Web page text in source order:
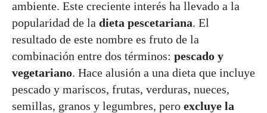
ambiente. Este creciente interés ha llevado a la
popularidad de la dieta pescetariana. El
resultado de este nombre es fruto de la
combinación entre dos términos: pescado y
vegetariano. Hace alusión a una dieta que incluye
pescado y mariscos, frutas, verduras, nueces,
semillas, granos y legumbres, pero excluye la